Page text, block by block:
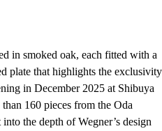
in smoked oak, each fitted with a
plate that highlights the exclusivity
in December 2025 at Shibuya
160 pieces from the Oda
the depth of Wegner’s design